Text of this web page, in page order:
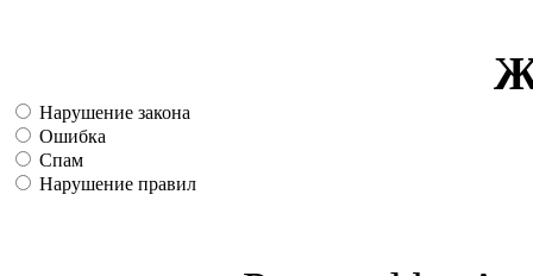
Нарушение закона
Ошибка
Спам
Нарушение правил